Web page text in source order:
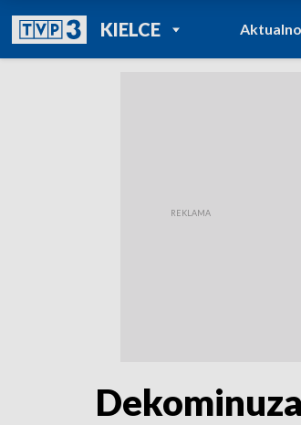
KIELCEPOWRÓT DO
TVP REGIONY